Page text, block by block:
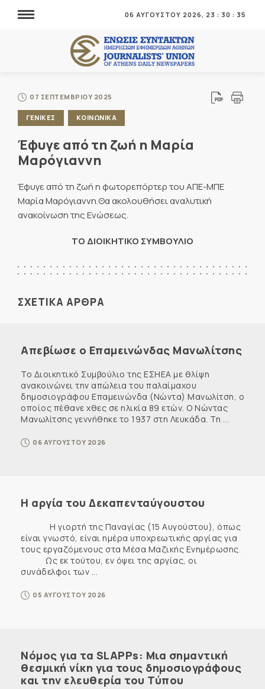
06 ΑΥΓΟΥΣΤΟΥ 2026, 23 : 30 : 35
07 ΣΕΠΤΕΜΒΡΙΟΥ 2025
ΓΕΝΙΚΕΣ ΚΟΙΝΩΝΙΚΑ
Έφυγε από τη ζωή η Μαρία
Μαρόγιαννη
Έφυγε από τη ζωή η φωτορεπόρτερ του ΑΠΕ-ΜΠΕ
Μαρία Μαρόγιαννη.Θα ακολουθήσει αναλυτική
ανακοίνωση της Ενώσεως.
ΤΟ ΔΙΟΙΚΗΤΙΚΟ ΣΥΜΒΟΥΛΙΟ
ΣΧΕΤΙΚΑ ΑΡΘΡΑ
Απεβίωσε ο Επαμεινώνδας Μανωλίτσης
Το Διοικητικό Συμβούλιο της ΕΣΗΕΑ με θλίψη
ανακοινώνει την απώλεια του παλαίμαχου
δημοσιογράφου Επαμεινώνδα (Νώντα) Μανωλίτση, ο
οποίος πέθανε χθες σε ηλικία 89 ετών. Ο Νώντας
Μανωλίτσης γεννήθηκε το 1937 στη Λευκάδα. Τη ...
06 ΑΥΓΟΥΣΤΟΥ 2026
Η αργία του Δεκαπενταύγουστου
Η γιορτή της Παναγίας (15 Αυγούστου), όπως
είναι γνωστό, είναι ημέρα υποχρεωτικής αργίας για
τους εργαζόμενους στα Μέσα Μαζικής Ενημέρωσης.
Ως εκ τούτου, εν όψει της αργίας, οι
συνάδελφοι των ...
05 ΑΥΓΟΥΣΤΟΥ 2026
Νόμος για τα SLAPPs: Μια σημαντική
θεσμική νίκη για τους δημοσιογράφους
και την ελευθερία του Τύπου